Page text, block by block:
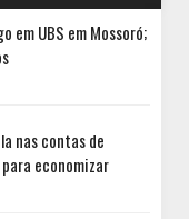
em UBS em Mossoró;
nas contas de
economizar